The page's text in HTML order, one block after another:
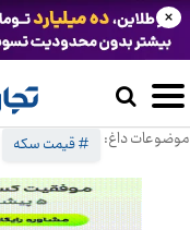
موضوعات داغ: # قیمت سکه
×